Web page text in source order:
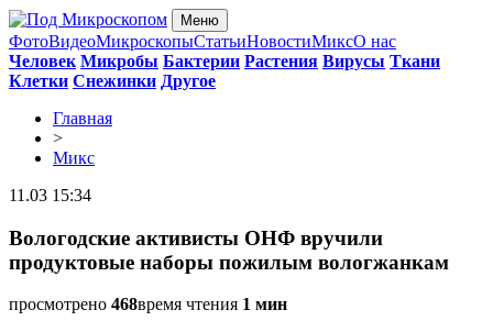
Меню
ФотоВидеоМикроскопыСтатьиНовостиМиксО нас
Человек Микробы Бактерии Растения Вирусы Ткани
Клетки Снежинки Другое
Главная
>
Микс
11.03 15:34
Вологодские активисты ОНФ вручили
продуктовые наборы пожилым вологжанкам
просмотрено 468время чтения 1 мин